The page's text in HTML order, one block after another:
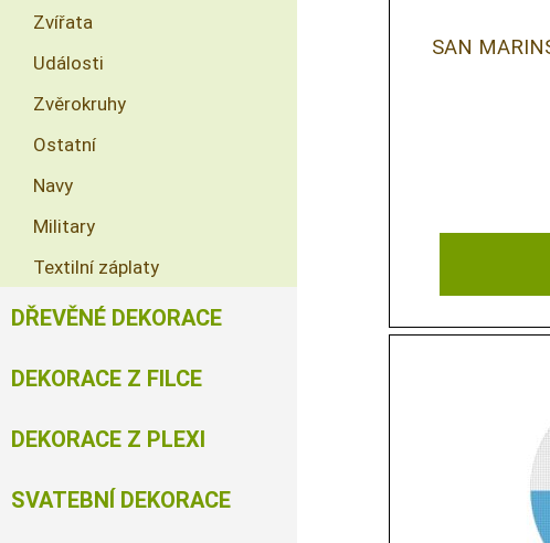
SAN
Zvířata
Události
Zvěrokruhy
Ostatní
Navy
Military
Textilní záplaty
DŘEVĚNÉ DEKORACE
DEKORACE Z FILCE
DEKORACE Z PLEXI
SVATEBNÍ DEKORACE